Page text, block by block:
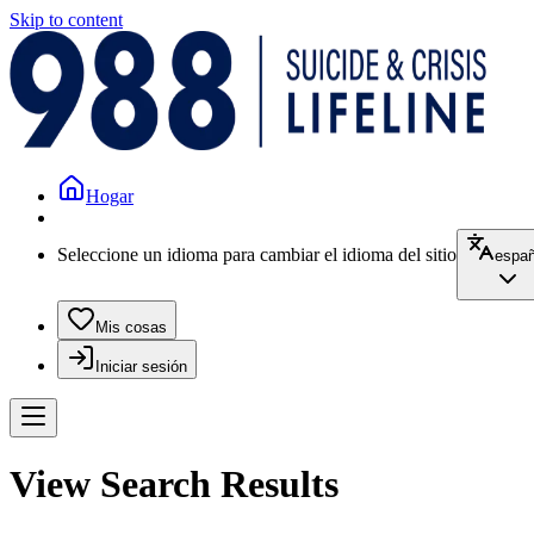
Skip to content
Hogar
Seleccione un idioma para cambiar el idioma del sitio
Mis cosas
Iniciar sesión
View Search Results